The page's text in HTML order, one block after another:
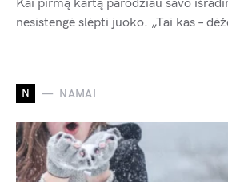
Kai pirmą kartą parodžiau savo
nesistengė slėpti juoko. „Tai kas –
N NAMAI